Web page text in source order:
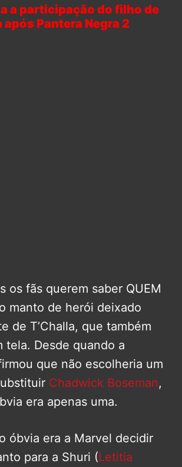
a participação do filho de
após Pantera Negra 2
os fãs querem saber QUEM
manto de herói deixado
de T’Challa, que também
tela. Desde quando a
que não escolheria um
Chadwick Boseman,
era apenas uma.
óbvia era a Marvel decidir
para a Shuri (Letitia